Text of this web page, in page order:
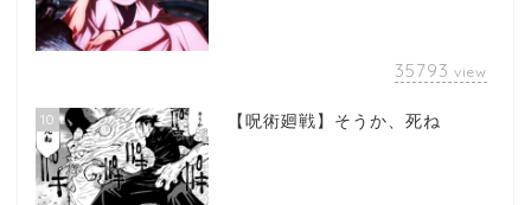
35793 view
10 【呪術廻戦】そうか、死ね